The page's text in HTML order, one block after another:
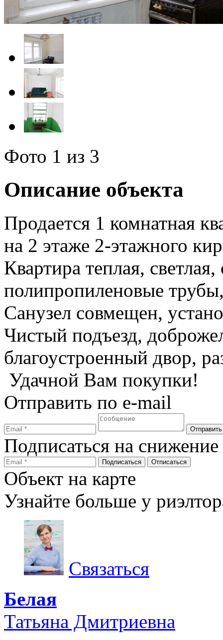
Фото 1 из 3
Описание объекта
Продается 1 комнатная
на 2 этаже 2-этажного
Квартира теплая,
полипропиленовые
Санузел совмещен,
Чистый подъезд,
благоустроенный двор,
Удачной Вам покупки!
Отправить по e-mail
Подписаться на
Объект на карте
Узнайте больше у
Связаться
Белая
Татьяна Дмитриевна